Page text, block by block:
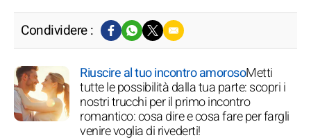
Condividere :
Riuscire al tuo incontro amorosoMetti
tutte le possibilità dalla tua parte: scopri i
nostri trucchi per il primo incontro
romantico: cosa dire e cosa fare per fargli
venire voglia di rivederti!